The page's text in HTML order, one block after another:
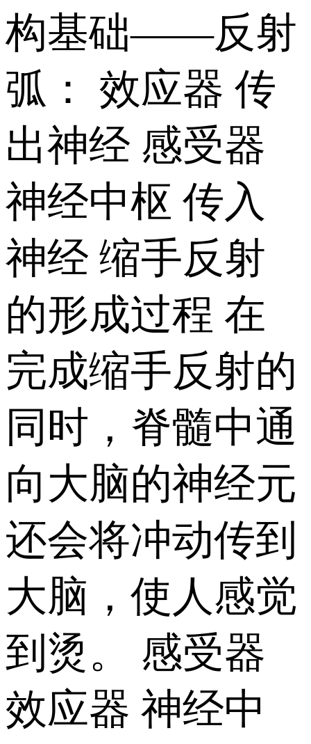
构基础——反射
弧： 效应器 传
出神经 感受器
神经中枢 传入
神经 缩手反射
的形成过程 在
完成缩手反射的
同时，脊髓中通
向大脑的神经元
还会将冲动传到
大脑，使人感觉
到烫。 感受器
效应器 神经中